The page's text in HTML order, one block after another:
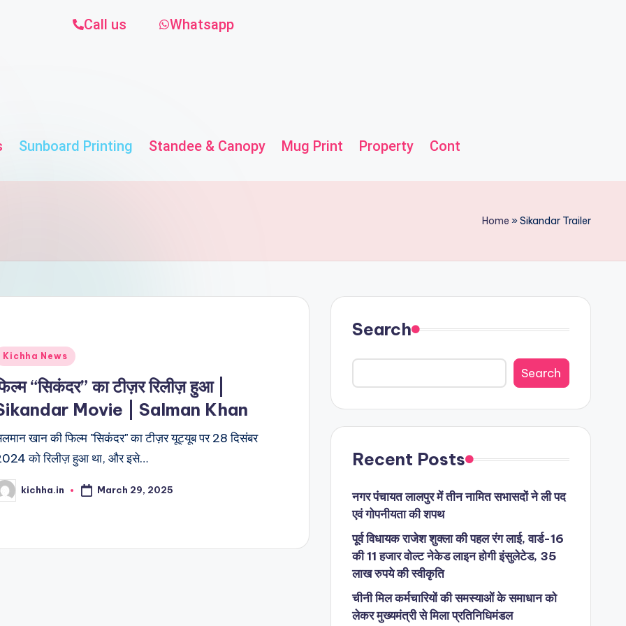
Call us Whatsapp
Sunboard Printing Standee & Canopy Mug Print Property Contact us
Home »Sikandar Trailer
Kichha News
“सिकंदर” का टीज़र रिलीज़ हुआ |
Movie | Salman Khan
खान की फिल्म "सिकंदर" का टीज़र यूट्यूब पर 28 दिसंबर
को रिलीज़ हुआ था, और इसे…
kichha.in March 29, 2025
Search
Search
Recent Posts
नगर पंचायत लालपुर में तीन नामित सभासदों ने ली पद
एवं गोपनीयता की शपथ
पूर्व विधायक राजेश शुक्ला की पहल रंग लाई, वार्ड-16
की 11 हजार वोल्ट नेकेड लाइन होगी इंसुलेटेड, 35
लाख रुपये की स्वीकृति
चीनी मिल कर्मचारियों की समस्याओं के समाधान को
लेकर मुख्यमंत्री से मिला प्रतिनिधिमंडल